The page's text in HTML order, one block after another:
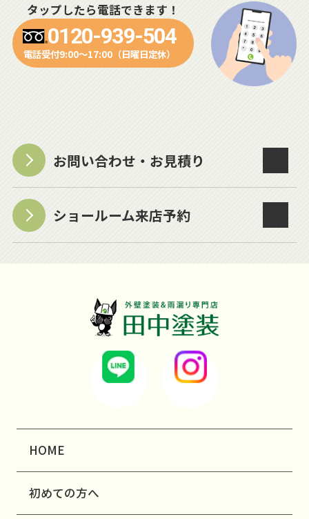
タップしたら電話できます！
0120-939-504
電話受付9:00～17:00（日曜日定休）
お問い合わせ・お見積り
ショールーム来店予約
HOME
初めての方へ